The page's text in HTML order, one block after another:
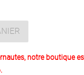
notre boutique